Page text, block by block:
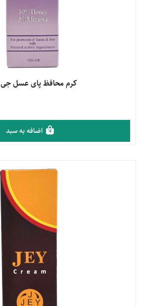
کرم محافظ پای عسل جی Jey
اضافه به سبد